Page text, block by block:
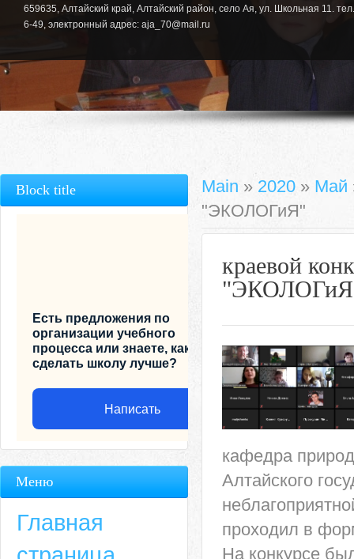
659635, Алтайский край, Алтайский район, село Ая, ул. Школьная 11.
6-49, электронный адрес: aja_70@mail.ru
Main » 2020 » Май
"ЭКОЛОГиЯ"
краевой
кафедра
Алтайского
проходил в
На конкурсе
Block title
Есть предложения по
организации учебного
процесса или знаете, как
сделать школу лучше?
Написать
Меню
Главная